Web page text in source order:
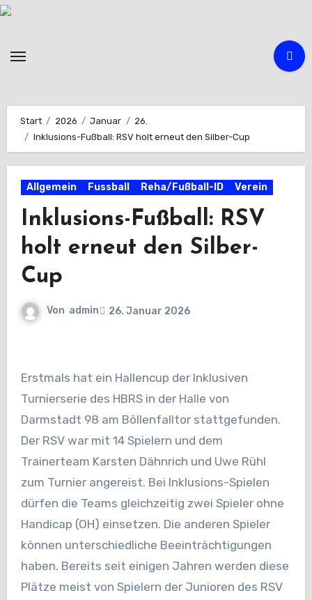
Zum
Start 2026 Januar
26.
Inklusions-Fußball: RSV holt erneut den Silber-Cup
Allgemein Fussball Reha/Fußball-ID Verein
Inklusions-Fußball: RSV
holt erneut den Silber-
Cup
Von admin 26. Januar 2026
Erstmals hat ein Hallencup der Inklusiven
Turnierserie des HBRS in der Halle von
Darmstadt 98 am Böllenfalltor stattgefunden.
Der RSV war mit 14 Spielern und dem
Trainerteam Karsten Dähnrich und Uwe Rühl
zum Turnier angereist. Bei Inklusions-Spielen
dürfen die Teams gleichzeitig zwei Spieler ohne
Handicap (OH) einsetzen. Die anderen Spieler
können unterschiedliche Beeinträchtigungen
haben. Bereits seit einigen Jahren werden diese
Plätze meist von Spielern der Junioren des RSV